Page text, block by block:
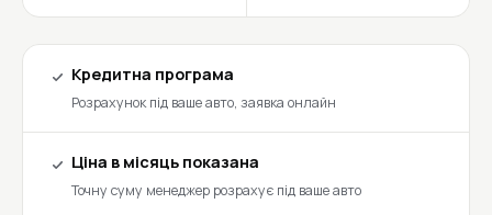
Кредитна програма
Розрахунок під ваше авто, заявка онлайн
Ціна в місяць показана
Точну суму менеджер розрахує під ваше авто